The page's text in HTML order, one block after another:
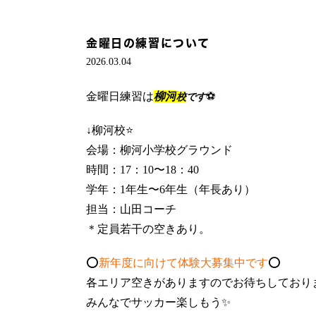
金曜日の練習について
2026.03.04
金曜日練習は柳河校です⚽️
↓柳河校⭐️
会場：柳河小学校グラウンド
時間：17：10〜18：40
学年：1年生〜6年生（年長あり）
担当：山田コーチ
＊定員若干の空きあり。
⭕️新年度に向けて体験大募集中です⭕️
各エリア空きがありますのでお待ちしており
みんなでサッカー楽しもう✨